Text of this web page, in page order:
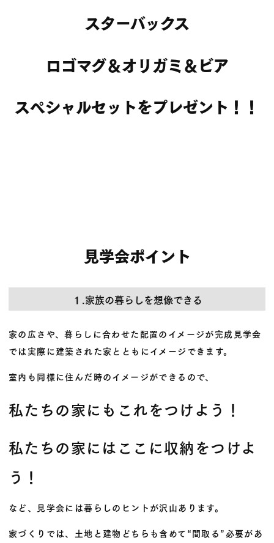
スターバックス
ロゴマグ＆オリガミ＆ビア
スペシャルセットをプレゼント！！
見学会ポイント
１.家族の暮らしを想像できる
家の広さや、暮らしに合わせた配置のイメージが完成見学会
では実際に建築された家とともにイメージできます。
室内も同様に住んだ時のイメージができるので、
私たちの家にもこれをつけよう！
私たちの家にはここに収納をつけよ
う！
など、見学会には暮らしのヒントが沢山あります。
家づくりでは、土地と建物どちらも含めて“間取る”必要があ